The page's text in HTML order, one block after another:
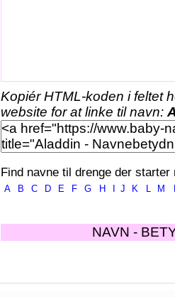
Kopiér HTML-koden i feltet
website for at linke til navn:
Find navne til drenge der starter
A B C D E F G H J K L M
NAVN -